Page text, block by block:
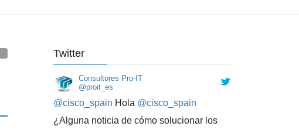
Twitter@proit_es
@cisco_spainHola@cisco_spain
¿Alguna noticia de cómo solucionar los
reinicios de los RV042?
11:23 · 21/12/2022